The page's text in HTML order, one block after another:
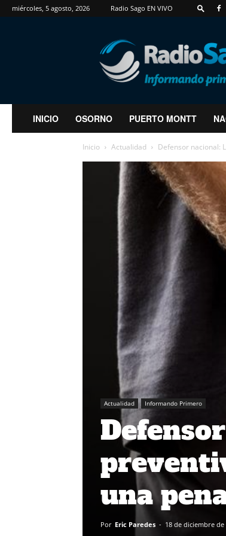
miércoles, 5 agosto, 2026 Radio Sago EN VIVO
RadioSago
INICIO OSORNO PUERTO MONTT
Inicio Actualidad Defensor nacional:
Actualidad Informando Primero
una
Por Eric Paredes - 18 de diciembre de